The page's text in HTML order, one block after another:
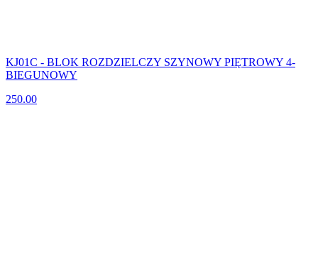
KJ01C - BLOK ROZDZIELCZY SZYNOWY PIĘTROWY 4-
BIEGUNOWY
250.00